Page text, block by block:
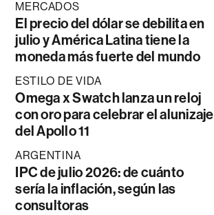
MERCADOS
El precio del dólar se debilita en
julio y América Latina tiene la
moneda más fuerte del mundo
ESTILO DE VIDA
Omega x Swatch lanza un reloj
con oro para celebrar el alunizaje
del Apollo 11
ARGENTINA
IPC de julio 2026: de cuánto
sería la inflación, según las
consultoras